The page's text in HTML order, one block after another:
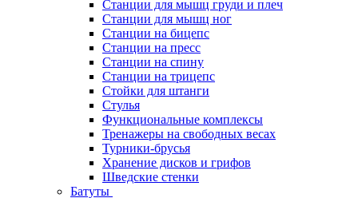
Станции для мышц груди и плеч
Станции для мышц ног
Станции на бицепс
Станции на пресс
Станции на спину
Станции на трицепс
Стойки для штанги
Стулья
Функциональные комплексы
Тренажеры на свободных весах
Турники-брусья
Хранение дисков и грифов
Шведские стенки
Батуты